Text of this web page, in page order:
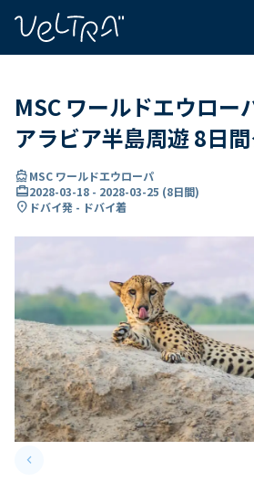
MSC ワールドエウロー
アラビア半島周遊 8日
directions_boatMSC ワールドエウローパ
card_travel2028-03-18 - 2028-03-25 (8日間)
location_on ドバイ発 - ドバイ着
keyboard_arrow_leftPrevious slide